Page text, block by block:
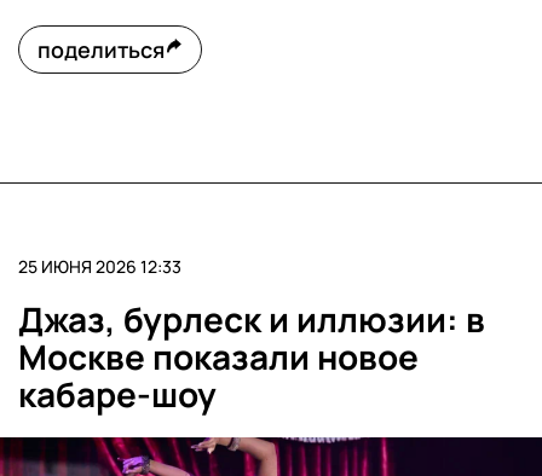
поделиться
25 ИЮНЯ 2026 12:33
Джаз, бурлеск и иллюзии: в
Москве показали новое
кабаре-шоу